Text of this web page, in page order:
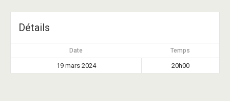
Détails
Date Temps
19 mars 2024 20h00